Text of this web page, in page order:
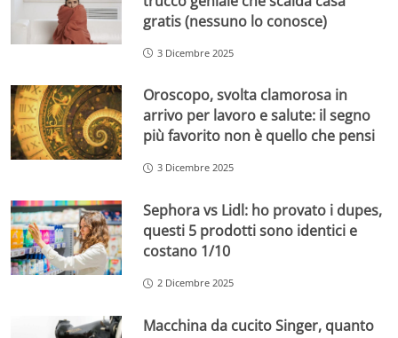
gratis (nessuno lo conosce)
3 Dicembre 2025
Oroscopo, svolta clamorosa in
arrivo per lavoro e salute: il segno
più favorito non è quello che pensi
3 Dicembre 2025
Sephora vs Lidl: ho provato i dupes,
questi 5 prodotti sono identici e
costano 1/10
2 Dicembre 2025
Macchina da cucito Singer, quanto